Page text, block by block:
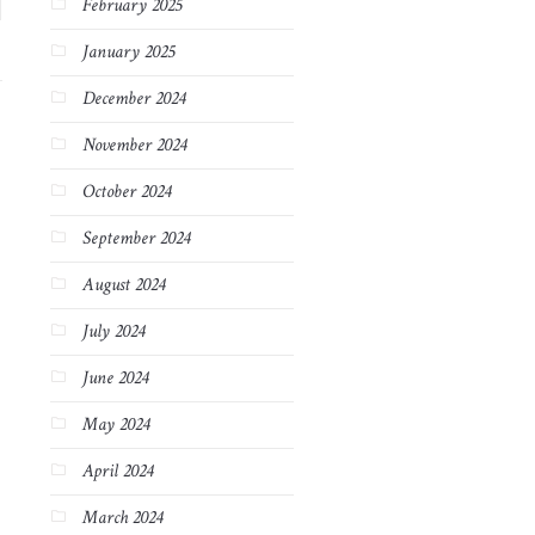
February 2025
January 2025
December 2024
November 2024
October 2024
September 2024
August 2024
July 2024
June 2024
May 2024
April 2024
March 2024